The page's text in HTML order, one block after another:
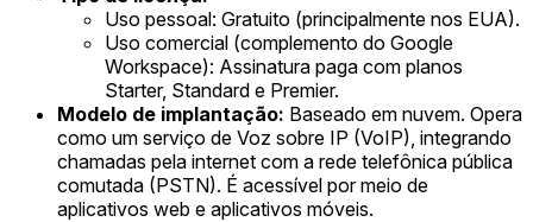
Uso pessoal: Gratuito (principalmente nos EUA).
Uso comercial (complemento do Google
Workspace): Assinatura paga com planos
Starter, Standard e Premier.
Modelo de implantação: Baseado em nuvem. Opera
como um serviço de Voz sobre IP (VoIP), integrando
chamadas pela internet com a rede telefônica pública
comutada (PSTN). É acessível por meio de
aplicativos web e aplicativos móveis.